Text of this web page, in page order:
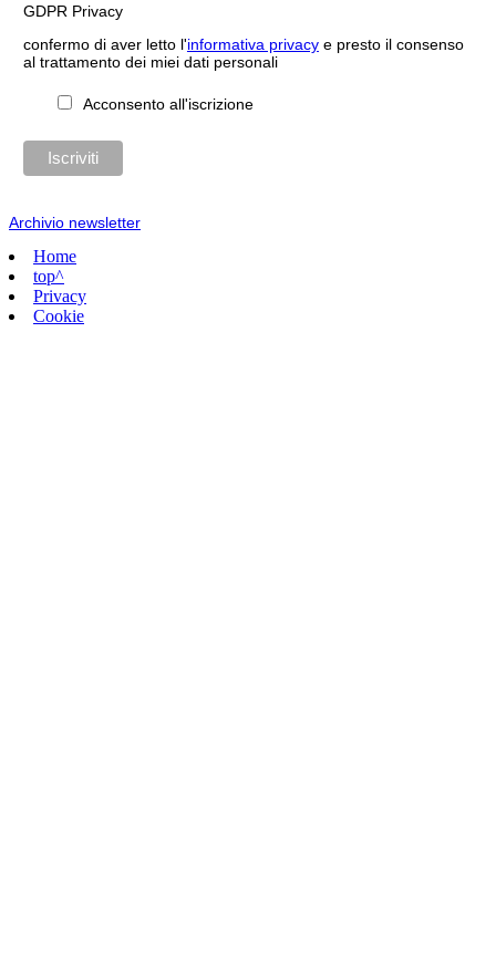
GDPR Privacy
confermo di aver letto l'informativa privacye presto il consenso
al trattamento dei miei dati personali
Acconsento all'iscrizione
Archivio newsletter
Home
top^
Privacy
Cookie